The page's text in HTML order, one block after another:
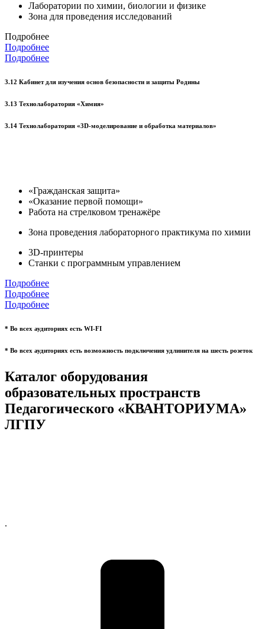
Лаборатории по химии, биологии и физике
Зона для проведения исследований
Подробнее
Подробнее
Подробнее
3.12 Кабинет для изучения основ безопасности и защиты Родины
3.13 Технолаборатория «Химия»
3.14 Технолаборатория «3D-моделирование и обработка материалов»
«Гражданская защита»
«Оказание первой помощи»
Работа на стрелковом тренажёре
Зона проведения лабораторного практикума по химии
3D-принтеры
Станки с программным управлением
Подробнее
Подробнее
Подробнее
* Во всех аудиториях есть WI-FI
* Во всех аудиториях есть возможность подключения удлинителя на шесть розеток
Каталог оборудования
образовательных пространств
Педагогического «КВАНТОРИУМА»
ЛГПУ
.